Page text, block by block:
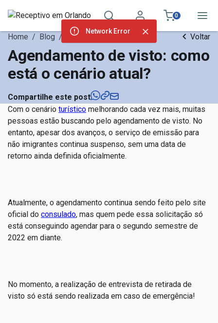
0
Home / Blog / Dicas de Viagem Voltar
Agendamento de visto: como
está o cenário atual?
Compartilhe este post
Com o cenário turístico melhorando cada vez mais, muitas
pessoas estão buscando pelo agendamento de visto. No
entanto, apesar dos avanços, o serviço de emissão para
não imigrantes continua suspenso, sem uma data de
retorno ainda definida oficialmente.
Atualmente, o agendamento continua sendo feito pelo site
oficial do consulado, mas quem pede essa solicitação só
está conseguindo agendar para o segundo semestre de
2022 em diante.
No momento, a realização de entrevista de retirada de
visto só está sendo realizada em caso de emergência!
Network Error